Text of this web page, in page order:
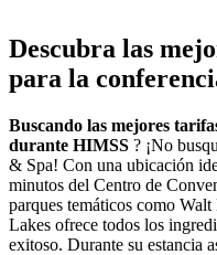
Descubra las
para la
Buscando las mejores
durante HIMSS ? ¡No
& Spa! Con una ubicación
minutos del Centro de
parques temáticos como
Lakes ofrece todos los
exitoso. Durante su estancia